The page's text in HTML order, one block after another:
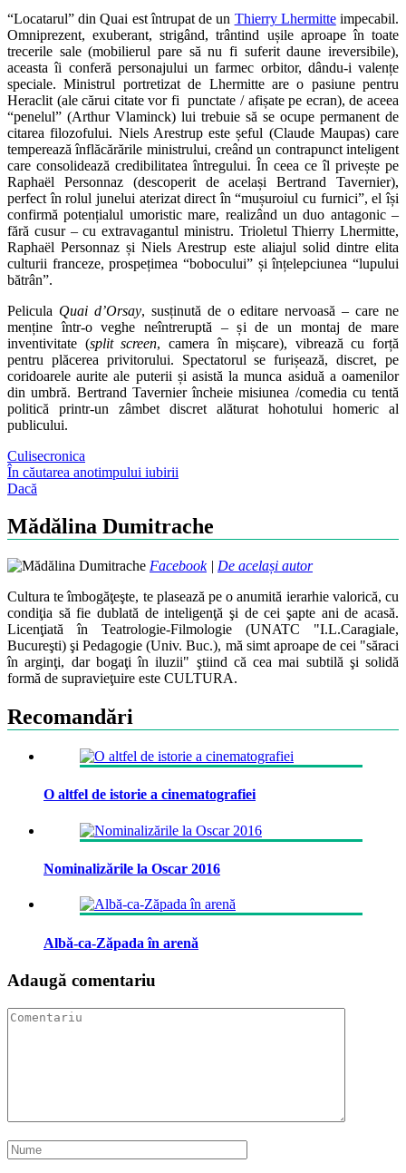
“Locatarul” din Quai est întrupat de un Thierry Lhermitteimpecabil.
Omniprezent, exuberant, strigând, trântind ușile aproape în toate
trecerile sale (mobilierul pare să nu fi suferit daune ireversibile),
aceasta îi conferă personajului un farmec orbitor, dându-i valențe
speciale. Ministrul portretizat de Lhermitte are o pasiune pentru
Heraclit (ale cărui citate vor fi punctate / afișate pe ecran), de aceea
“penelul” (Arthur Vlaminck) lui trebuie să se ocupe permanent de
citarea filozofului. Niels Arestrup este șeful (Claude Maupas) care
temperează înflăcărările ministrului, creând un contrapunct inteligent
care consolidează credibilitatea întregului. În ceea ce îl privește pe
Raphaël Personnaz (descoperit de același Bertrand Tavernier),
perfect în rolul junelui aterizat direct în “mușuroiul cu furnici”, el își
confirmă potențialul umoristic mare, realizând un duo antagonic –
fără cusur – cu extravagantul ministru. Trioletul Thierry Lhermitte,
Raphaël Personnaz și Niels Arestrup este aliajul solid dintre elita
culturii franceze, prospețimea “bobocului” și înțelepciunea “lupului
bătrân”.
Pelicula Quai d’Orsay, susținută de o editare nervoasă – care ne
menține într-o veghe neîntreruptă – și de un montaj de mare
inventivitate (split screen, camera în mișcare), vibrează cu forță
pentru plăcerea privitorului. Spectatorul se furișează, discret, pe
coridoarele aurite ale puterii și asistă la munca asiduă a oamenilor
din umbră. Bertrand Tavernier încheie misiunea /comedia cu tentă
politică printr-un zâmbet discret alăturat hohotului homeric al
publicului.
Culisecronica
Post
navigation
În căutarea anotimpului iubirii
Dacă
Mădălina Dumitrache
Facebook| De același autor
Cultura te îmbogăţeşte, te plasează pe o anumită ierarhie valorică, cu
condiţia să fie dublată de inteligenţă şi de cei şapte ani de acasă.
Licenţiată în Teatrologie-Filmologie (UNATC "I.L.Caragiale,
Bucureşti) şi Pedagogie (Univ. Buc.), mă simt aproape de cei "săraci
în arginţi, dar bogaţi în iluzii" ştiind că cea mai subtilă şi solidă
formă de supravieţuire este CULTURA.
Recomandări
O altfel de istorie a cinematografiei
Nominalizările la Oscar 2016
Albă-ca-Zăpada în arenă
Adaugă comentariu